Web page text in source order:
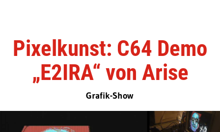
Pixelkunst: C64 Demo
„E2IRA“ von Arise
Grafik-Show